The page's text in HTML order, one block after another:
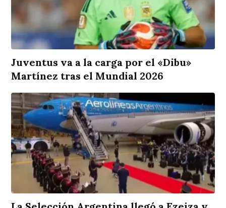
Juventus va a la carga por el «Dibu»
Martínez tras el Mundial 2026